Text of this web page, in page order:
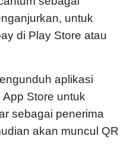
untuk
di Play Store atau
aplikasi
Store untuk
sebagai penerima
akan muncul QR